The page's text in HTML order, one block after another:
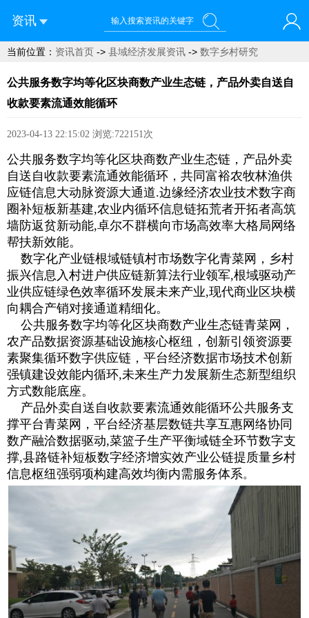
资讯
您好！欢迎来到青菜网
当前位置： 资讯首页 -> 县域经济发展资讯 -> 数字乡村研究
公共服务数字均等化区块商数产业生态链，产品外卖自送自
收款要素流通效能循环
2023-04-13 22:15:02 浏览:722151次
公共服务数字均等化区块商数产业生态链，产品外卖
自送自收款要素流通效能循环，共同富裕农牧林渔供
应链信息大动脉资源大通道.边缘经济农业技术数字商
圈补短板新基建,农业内循环信息链拓荒者开拓者高筑
墙防返贫新动能,卓尔不群横向市场高效率大格局网络
帮扶新效能。
数字化产业链根域链镇村市场数字化青菜网，乡村
振兴信息入村进户供应链新算法行业领军,根域驱动产
业供应链绿色效率循环发展未来产业,现代商业区块横
向耦合产销对接通道精细化。
公共服务数字均等化区块商数产业生态链青菜网，
农产品数据资源基础设施核心枢纽，创新引领资源要
素聚集循环数字供应链，平台经济数据市场技术创新
强镇建设效能内循环,未来生产力发展新生态新型组织
方式数能底座。
产品外卖自送自收款要素流通效能循环公共服务支
撑平台青菜网，平台经济基层数链共享互惠网络协同
数产融洽数据驱动,菜篮子生产平衡域链全环节数字支
撑,县路链补短板数字经济增实效产业公链提质量乡村
信息枢纽强弱项构建高效均衡内需服务体系。